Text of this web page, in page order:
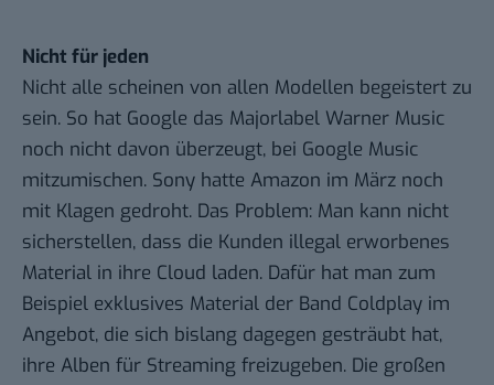
Nicht für jeden
Nicht alle scheinen von allen Modellen begeistert zu
sein. So hat Google das Majorlabel Warner Music
noch nicht davon überzeugt, bei Google Music
mitzumischen. Sony hatte Amazon im März noch
mit Klagen gedroht. Das Problem: Man kann nicht
sicherstellen, dass die Kunden illegal erworbenes
Material in ihre Cloud laden. Dafür hat man zum
Beispiel exklusives Material der Band Coldplay im
Angebot, die sich bislang dagegen gesträubt hat,
ihre Alben für Streaming freizugeben. Die großen